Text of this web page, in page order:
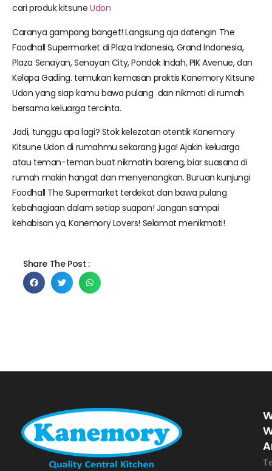
cari produk kitsune Udon
Caranya gampang banget! Langsung aja datengin The
Foodhall Supermarket di Plaza Indonesia, Grand Indonesia,
Plaza Senayan, Senayan City, Pondok Indah, PIK Avenue, dan
Kelapa Gading. temukan kemasan praktis Kanemory Kitsune
Udon yang siap kamu bawa pulang dan nikmati di rumah
bersama keluarga tercinta.
Jadi, tunggu apa lagi? Stok kelezatan otentik Kanemory
Kitsune Udon di rumahmu sekarang juga! Ajakin keluarga
atau teman-teman buat nikmatin bareng, biar suasana di
rumah makin hangat dan menyenangkan. Buruan kunjungi
Foodhall The Supermarket terdekat dan bawa pulang
kebahagiaan dalam setiap suapan! Jangan sampai
kehabisan ya, Kanemory Lovers! Selamat menikmati!
Share The Post :